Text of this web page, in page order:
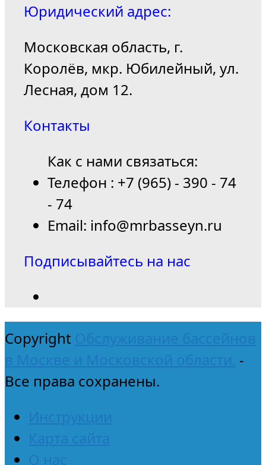
Юридический адрес:
Московская область, г.
Королёв, мкр. Юбилейный, ул.
Лесная, дом 12.
Контакты
Как с нами связаться:
Телефон : +7 (965) - 390 - 74
- 74
Email: info@mrbasseyn.ru
Подписывайтесь на нас
Copyright Обслуживание бассейнов
в Москве и Московской области. -
Все права сохранены.
Инструкции
Карта сайта
О нас